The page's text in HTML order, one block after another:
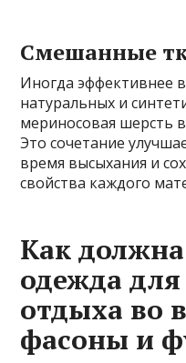
Смешанные
Иногда эффективнее
натуральных и
мериносовая шерсть
Это сочетание
время высыхания и
свойства каждого
Как
одежда
отдыха во
фасоны и